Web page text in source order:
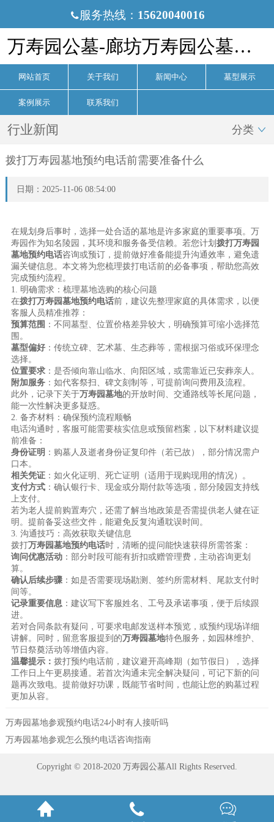
服务热线： 15620040016
万寿园公墓-廊坊万寿园公墓官网
网站首页 关于我们 新闻中心 墓型展示
案例展示 联系我们
行业新闻 分类 
拨打万寿园墓地预约电话前需要准备什么
日期：2025-11-06 08:54:00
在规划身后事时，选择一处合适的墓地是许多家庭的重要事项。万
寿园作为知名陵园，其环境和服务备受信赖。若您计划拨打万寿园
墓地预约电话咨询或预订，提前做好准备能提升沟通效率，避免遗
漏关键信息。本文将为您梳理拨打电话前的必备事项，帮助您高效
完成预约流程。
1. 明确需求：梳理墓地选购的核心问题
在拨打万寿园墓地预约电话前，建议先整理家庭的具体需求，以便
客服人员精准推荐：
预算范围 ：不同墓型、位置价格差异较大，明确预算可缩小选择范
围。
墓型偏好：传统立碑、艺术墓、生态葬等，需根据习俗或环保理念
选择。
位置要求：是否倾向靠山临水、向阳区域，或需靠近已安葬亲人。
附加服务：如代客祭扫、碑文刻制等，可提前询问费用及流程。
此外，记录下关于万寿园墓地的开放时间、交通路线等长尾问题，
能一次性解决更多疑惑。
2. 备齐材料：确保预约流程顺畅
电话沟通时，客服可能需要核实信息或预留档案，以下材料建议提
前准备：
身份证明 ：购墓人及逝者身份证复印件（若已故），部分情况需户
口本。
相关凭证：如火化证明、死亡证明（适用于现购现用的情况）。
支付方式：确认银行卡、现金或分期付款等选项，部分陵园支持线
上支付。
若为老人提前购置寿穴，还需了解当地政策是否需提供老人健在证
明。提前备妥这些文件，能避免反复沟通耽误时间。
3. 沟通技巧：高效获取关键信息
拨打万寿园墓地预约电话时，清晰的提问能快速获得所需答案：
询问优惠活动：部分时段可能有折扣或赠管理费，主动咨询更划
算。
确认后续步骤：如是否需要现场勘测、签约所需材料、尾款支付时
间等。
记录重要信息 ：建议写下客服姓名、工号及承诺事项，便于后续跟
进。
若对合同条款有疑问，可要求电邮发送样本预览，或预约现场详细
讲解。同时，留意客服提到的万寿园墓地特色服务，如园林维护、
节日祭奠活动等增值内容。
温馨提示： 拨打预约电话前，建议避开高峰期（如节假日），选择
工作日上午更易接通。若首次沟通未完全解决疑问，可记下新的问
题再次致电。提前做好功课，既能节省时间，也能让您的购墓过程
更加从容。
万寿园墓地参观预约电话24小时有人接听吗
万寿园墓地参观怎么预约电话咨询指南
Copyright © 2018-2020 万寿园公墓All Rights Reserved.
  